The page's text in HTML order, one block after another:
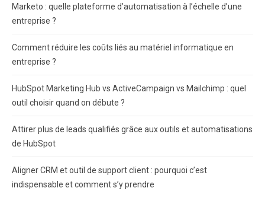
Marketo : quelle plateforme d’automatisation à l’échelle d’une
entreprise ?
Comment réduire les coûts liés au matériel informatique en
entreprise ?
HubSpot Marketing Hub vs ActiveCampaign vs Mailchimp : quel
outil choisir quand on débute ?
Attirer plus de leads qualifiés grâce aux outils et automatisations
de HubSpot
Aligner CRM et outil de support client : pourquoi c’est
indispensable et comment s’y prendre